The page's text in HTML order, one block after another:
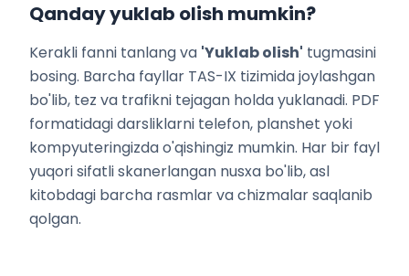
Qanday yuklab olish mumkin?
Kerakli fanni tanlang va 'Yuklab olish' tugmasini
bosing. Barcha fayllar TAS-IX tizimida joylashgan
bo'lib, tez va trafikni tejagan holda yuklanadi. PDF
formatidagi darsliklarni telefon, planshet yoki
kompyuteringizda o'qishingiz mumkin. Har bir fayl
yuqori sifatli skanerlangan nusxa bo'lib, asl
kitobdagi barcha rasmlar va chizmalar saqlanib
qolgan.